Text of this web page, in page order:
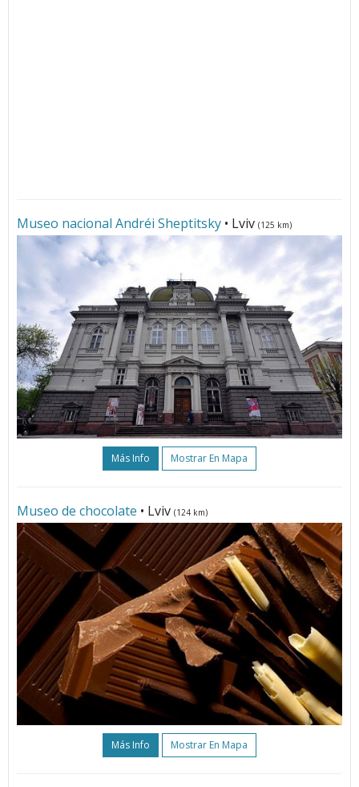
Museo nacional Andréi Sheptitsky • Lviv (125 km)
Más Info Mostrar En Mapa
Museo de chocolate • Lviv (124 km)
Más Info Mostrar En Mapa